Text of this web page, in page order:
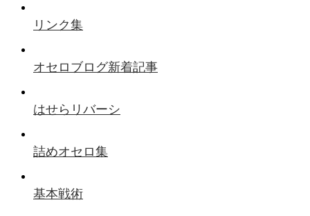
リンク集
オセロブログ新着記事
はせらリバーシ
詰めオセロ集
基本戦術